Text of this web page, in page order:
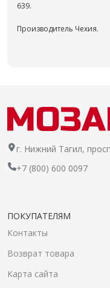
639.
Производитель Чехия.
г. Нижний Тагил,
+7 (800) 600 0097
ПОКУПАТЕЛЯМ
Контакты
Возврат товара
Карта сайта